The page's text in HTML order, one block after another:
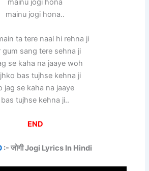
mainu jogi hona
mainu jogi hona..
ta tere naal hi rehna ji
gum sang tere sehna ji
se kaha na jaaye woh
bas tujhse kehna ji
jag se kaha na jaaye
bas tujhse kehna ji..
END
:- जोगी Jogi Lyrics In Hindi